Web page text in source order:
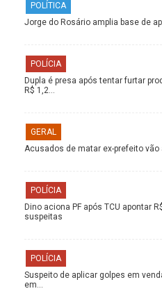
POLÍTICA
Jorge do Rosário amplia base de
POLÍCIA
Dupla é presa após tentar furtar
R$ 1,2…
GERAL
Acusados de matar ex-prefeito vão
POLÍCIA
Dino aciona PF após TCU apontar
suspeitas
POLÍCIA
Suspeito de aplicar golpes em
em…